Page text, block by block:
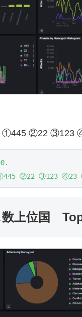
①445 ②22 ③123
②22 ③123 ④23
数上位国